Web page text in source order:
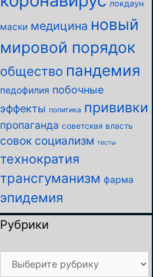
локдаун
маски медицина новый
мировой порядок
общество пандемия
педофилия побочные
эффекты политика прививки
пропаганда советская власть
совок социализм тесты
технократия
трансгуманизм фарма
эпидемия
Рубрики
Рубрики